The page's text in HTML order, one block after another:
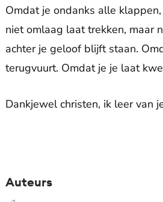
Omdat je ondanks alle
niet omlaag laat trekken, maar
achter je geloof blijft staan.
terugvuurt. Omdat je je laat
Dankjewel christen, ik leer van
Auteurs